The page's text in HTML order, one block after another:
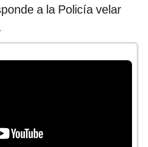
a la Policía velar